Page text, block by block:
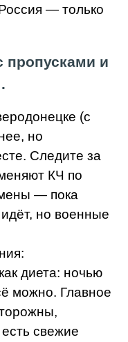
— только
пропусками и
(с
но
Следите за
КЧ по
— пока
но военные
диета: ночью
можно. Главное
свежие